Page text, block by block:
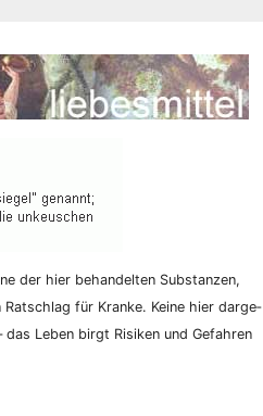
der hier behan­del­ten Sub­stan­zen,
Rat­schlag für Kran­ke. Kei­ne hier dar­ge­
Leben birgt Risi­ken und Gefah­ren